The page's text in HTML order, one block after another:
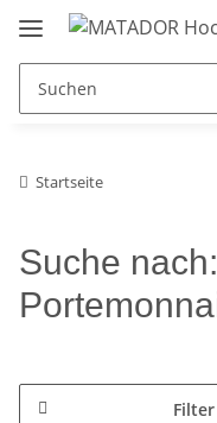
Startseite
Suche nach: